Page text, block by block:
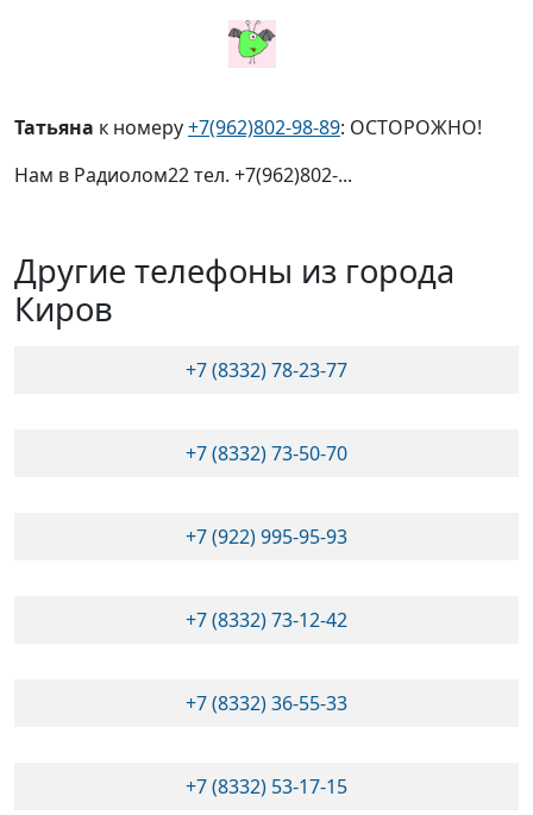
Татьяна к номеру+7(962)802-98-89: ОСТОРОЖНО!
Нам в Радиолом22 тел. +7(962)802-...
Другие телефоны из города
Киров
+7 (8332) 78-23-77
+7 (8332) 73-50-70
+7 (922) 995-95-93
+7 (8332) 73-12-42
+7 (8332) 36-55-33
+7 (8332) 53-17-15